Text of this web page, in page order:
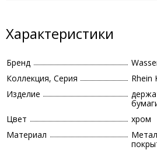
Характеристики
Бренд
Коллекция, Серия
Rhein
Изделие
Цвет
хром
Материал